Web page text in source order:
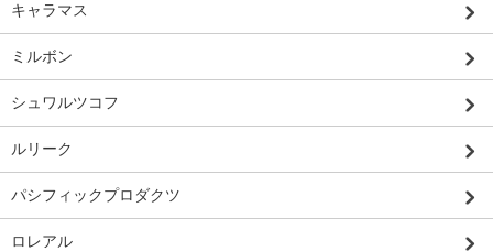
キャラマス
ミルボン
シュワルツコフ
ルリーク
パシフィックプロダクツ
ロレアル